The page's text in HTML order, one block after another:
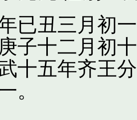
已丑三月初
子十二月初
十五年齐王
。